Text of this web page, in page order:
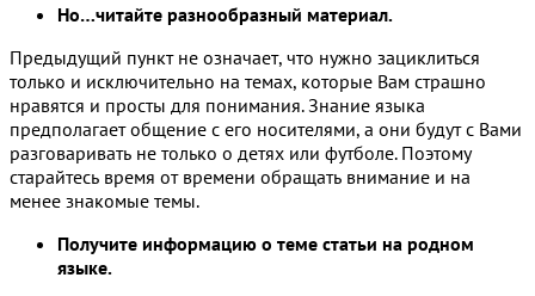
Но…читайте разнообразный материал.
Предыдущий пункт не означает, что нужно зациклиться
только и исключительно на темах, которые Вам страшно
нравятся и просты для понимания. Знание языка
предполагает общение с его носителями, а они будут с Вами
разговаривать не только о детях или футболе. Поэтому
старайтесь время от времени обращать внимание и на
менее знакомые темы.
Получите информацию о теме статьи на родном
языке.